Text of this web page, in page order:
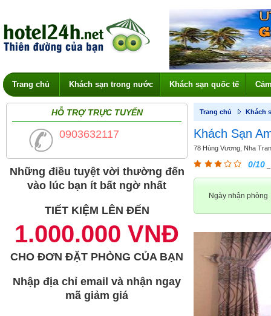
Trang chủ Khách sạn trong nước Khách sạn quốc tế
HỖ TRỢ TRỰC TUYẾN
0903632117
Những điều tuyệt vời thường đến
vào lúc bạn ít bất ngờ nhất
TIẾT KIỆM LÊN ĐẾN
1.000.000 VNĐ
CHO ĐƠN ĐẶT PHÒNG CỦA BẠN
Nhập địa chỉ email và nhận ngay
mã giảm giá
Trang chủ Khách
Khách Sạn
78 Hùng Vương, Nha
0/10
Ngày nhận phòng